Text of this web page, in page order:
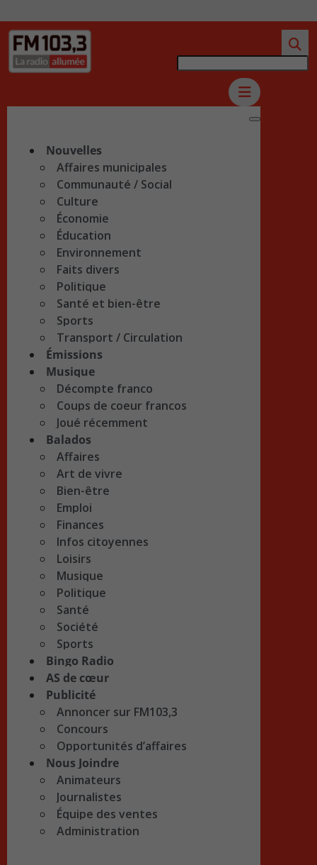
Nouvelles
Affaires municipales
Communauté / Social
Culture
Économie
Éducation
Environnement
Faits divers
Politique
Santé et bien-être
Sports
Transport / Circulation
Émissions
Musique
Décompte franco
Coups de coeur francos
Joué récemment
Balados
Affaires
Art de vivre
Bien-être
Emploi
Finances
Infos citoyennes
Loisirs
Musique
Politique
Santé
Société
Sports
Bingo Radio
AS de cœur
Publicité
Annoncer sur FM103,3
Concours
Opportunités d’affaires
Nous Joindre
Animateurs
Journalistes
Équipe des ventes
Administration